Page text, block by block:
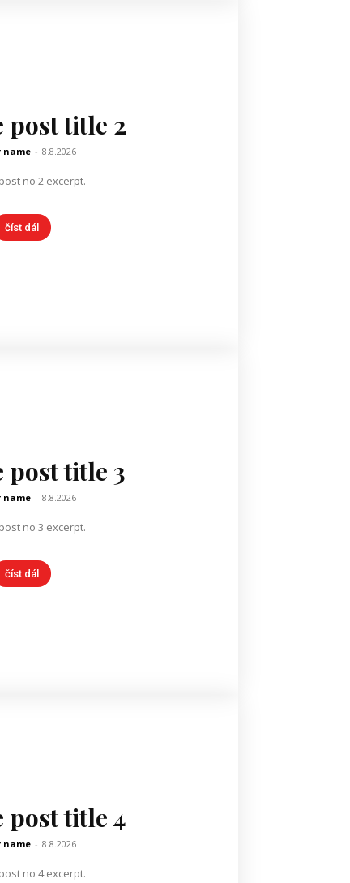
post title 2
name - 8.8.2026
no 2 excerpt.
číst dál
post title 3
name - 8.8.2026
no 3 excerpt.
číst dál
post title 4
name - 8.8.2026
no 4 excerpt.